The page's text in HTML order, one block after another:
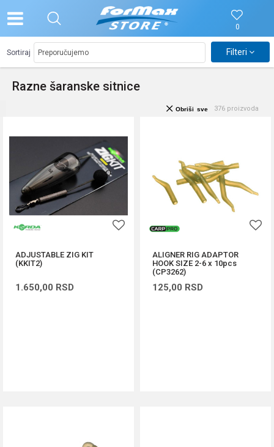
0
Razne šaranske sitnice
Sortiraj Filteri
376 proizvoda
Obriši sve
ADJUSTABLE ZIG KIT
(KKIT2)
1.650,00 RSD
ALIGNER RIG ADAPTOR
HOOK SIZE 2-6 x 10pcs
(CP3262)
125,00 RSD